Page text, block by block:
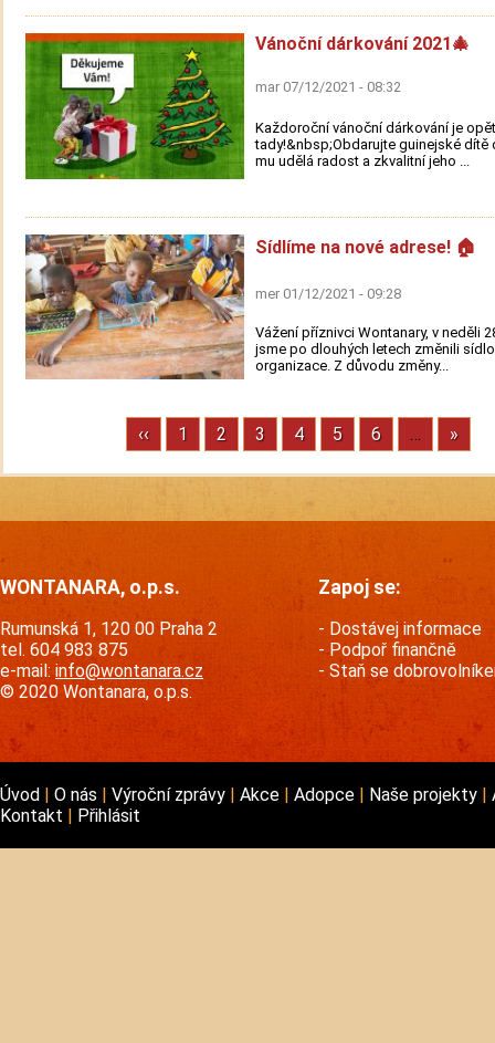
Vánoční dárkování 2021🎄
mar 07/12/2021 - 08:32
Každoroční vánoční dárkování je opět
tady!&nbsp;Obdarujte guinejské dítě
mu udělá radost a zkvalitní jeho ...
Sídlíme na nové adrese! 🏠
mer 01/12/2021 - 09:28
Vážení příznivci Wontanary, v neděli
jsme po dlouhých letech změnili
organizace. Z důvodu změny...
Previous
page
‹‹ Stránka
1 Stránka
2 Stránka
3 Stránka
4 Stránka
5 Stránka
6 …
Next
page
»
WONTANARA, o.p.s.
Rumunská 1, 120 00 Praha 2
tel. 604 983 875
e-mail: info@wontanara.cz
© 2020 Wontanara, o.p.s.
Zapoj se:
Dostávej informace
Podpoř finančně
Staň se
Úvod O nás Výroční zprávy Akce Adopce Naše projekty
Kontakt
Přihlásit